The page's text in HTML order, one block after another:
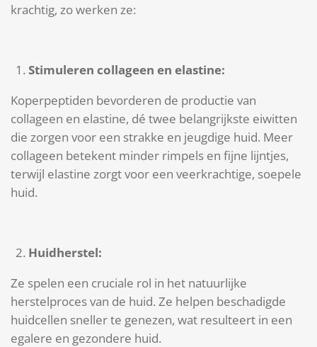
krachtig, zo werken ze:
Stimuleren collageen en elastine:
Koperpeptiden bevorderen de productie van
collageen en elastine, dé twee belangrijkste eiwitten
die zorgen voor een strakke en jeugdige huid. Meer
collageen betekent minder rimpels en fijne lijntjes,
terwijl elastine zorgt voor een veerkrachtige, soepele
huid.
Huidherstel:
Ze spelen een cruciale rol in het natuurlijke
herstelproces van de huid. Ze helpen beschadigde
huidcellen sneller te genezen, wat resulteert in een
egalere en gezondere huid.